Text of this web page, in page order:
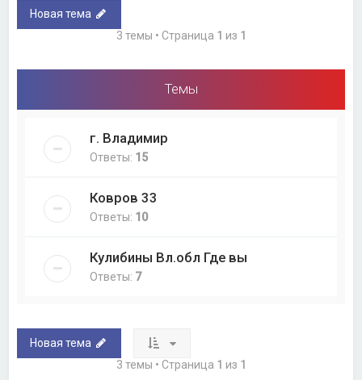
Новая тема
3 темы • Страница 1 из 1
Темы
г. Владимир
Ответы: 15
Ковров 33
Ответы: 10
Кулибины Вл.обл Где вы
Ответы: 7
Новая тема
3 темы • Страница 1 из 1